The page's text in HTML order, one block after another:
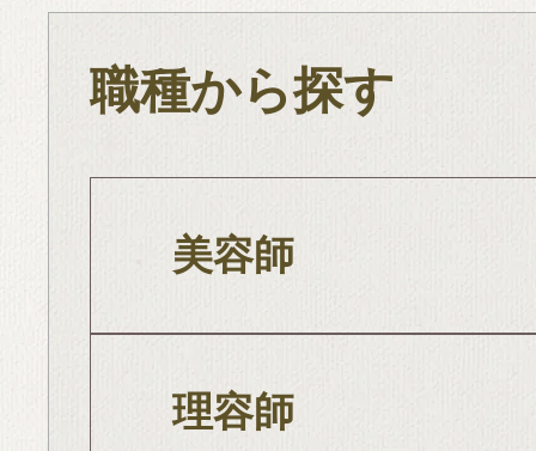
職種から探す
美容師
理容師